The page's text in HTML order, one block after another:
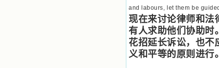
and labours, let them be
现在来讨论律师和法
有人求助他们协助时
花招延长诉讼，也不
义和平等的原则进行